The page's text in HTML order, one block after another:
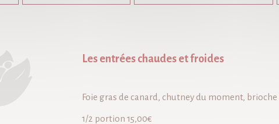
Les entrées chaudes et froides
Foie gras de canard, chutney du moment,
1/2 portion 15,00€